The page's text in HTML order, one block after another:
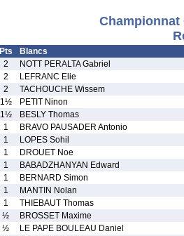
Championnat
Pts
Blancs
2
NOTT PERALTA Gabriel
2
LEFRANC Elie
2
TACHOUCHE Wissem
1½
PETIT Ninon
1½
BESLY Thomas
1
BRAVO PAUSADER Antonio
1
LOPES Sohil
1
DROUET Noe
1
BABADZHANYAN Edward
1
BERNARD Simon
1
MANTIN Nolan
1
THIEBAUT Thomas
½
BROSSET Maxime
½
LE PAPE BOULEAU Daniel